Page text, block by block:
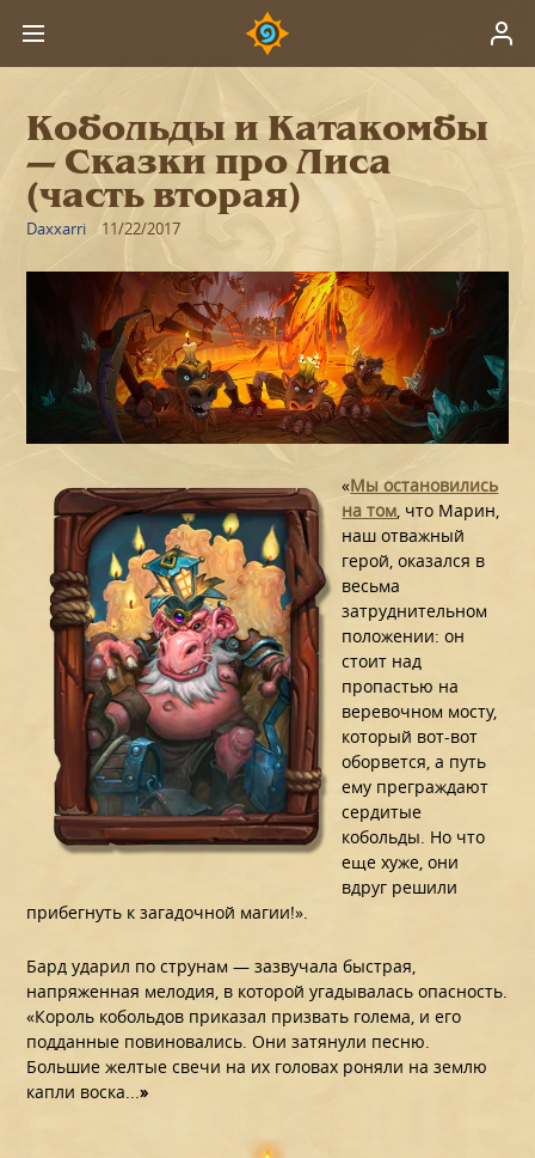
Кобольды и Катакомбы
— Сказки про Лиса
(часть вторая)
Daxxarri 11/22/2017
«Мы остановились
на том , что Марин,
наш отважный
герой, оказался в
весьма
затруднительном
положении: он
стоит над
пропастью на
веревочном мосту,
который вот-вот
оборвется, а путь
ему преграждают
сердитые
кобольды. Но что
еще хуже, они
вдруг решили
прибегнуть к загадочной магии!».
Бард ударил по струнам — зазвучала быстрая,
напряженная мелодия, в которой угадывалась опасность.
«Король кобольдов приказал призвать голема, и его
подданные повиновались. Они затянули песню.
Большие желтые свечи на их головах роняли на землю
капли воска...»